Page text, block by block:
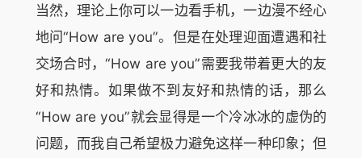
当然，理论上你可以一边看手机，一边漫不经心
地问“How are you”。但是在处理迎面遭遇和社
交场合时，“How are you”需要我带着更大的友
好和热情。如果做不到友好和热情的话，那么
“How are you”就会显得是一个冷冰冰的虚伪的
问题，而我自己希望极力避免这样一种印象；但